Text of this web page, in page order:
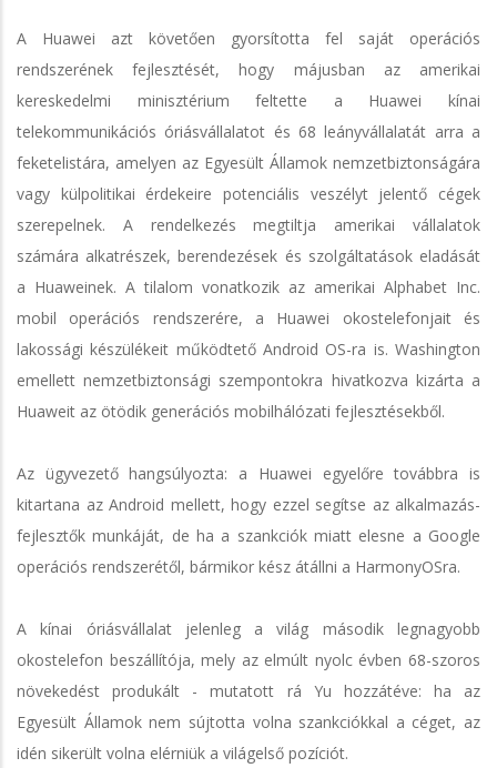
A Huawei azt követően gyorsította fel saját operációs
rendszerének fejlesztését, hogy májusban az amerikai
kereskedelmi minisztérium feltette a Huawei kínai
telekommunikációs óriásvállalatot és 68 leányvállalatát arra a
feketelistára, amelyen az Egyesült Államok nemzetbiztonságára
vagy külpolitikai érdekeire potenciális veszélyt jelentő cégek
szerepelnek. A rendelkezés megtiltja amerikai vállalatok
számára alkatrészek, berendezések és szolgáltatások eladását
a Huaweinek. A tilalom vonatkozik az amerikai Alphabet Inc.
mobil operációs rendszerére, a Huawei okostelefonjait és
lakossági készülékeit működtető Android OS-ra is. Washington
emellett nemzetbiztonsági szempontokra hivatkozva kizárta a
Huaweit az ötödik generációs mobilhálózati fejlesztésekből.
Az ügyvezető hangsúlyozta: a Huawei egyelőre továbbra is
kitartana az Android mellett, hogy ezzel segítse az alkalmazás-
fejlesztők munkáját, de ha a szankciók miatt elesne a Google
operációs rendszerétől, bármikor kész átállni a HarmonyOSra.
A kínai óriásvállalat jelenleg a világ második legnagyobb
okostelefon beszállítója, mely az elmúlt nyolc évben 68-szoros
növekedést produkált - mutatott rá Yu hozzátéve: ha az
Egyesült Államok nem sújtotta volna szankciókkal a céget, az
idén sikerült volna elérniük a világelső pozíciót.